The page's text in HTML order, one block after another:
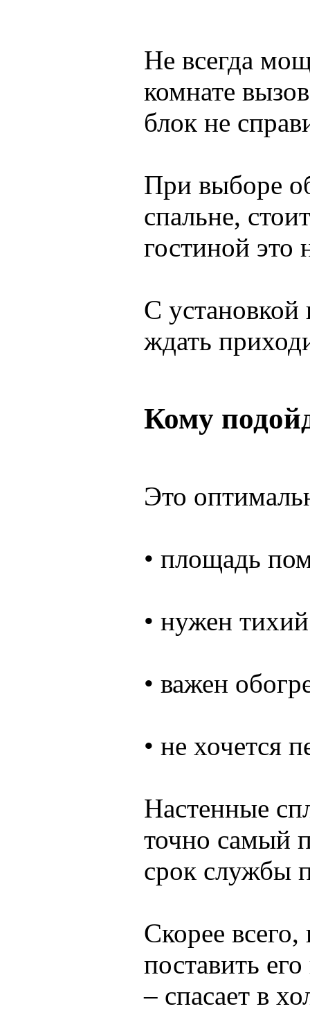
Не всегда
комнате
блок не
При выборе
спальне,
гостиной это
С установкой
ждать
Кому
Это
• площадь
• нужен
• важен
• не хочется
Настенные
точно самый
срок службы
Скорее
поставить
– спасает в